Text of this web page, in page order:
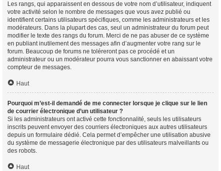
Les rangs, qui apparaissent en dessous de votre nom d’utilisateur, indiquent
votre activité selon le nombre de messages que vous avez publié ou
identifient certains utilisateurs spécifiques, comme les administrateurs et les
modérateurs. Dans la plupart des cas, seul un administrateur du forum peut
modifier le texte des rangs du forum. Merci de ne pas abuser de ce système
en publiant inutilement des messages afin d’augmenter votre rang sur le
forum. Beaucoup de forums ne toléreront pas ce procédé et un
administrateur ou un modérateur pourra vous sanctionner en abaissant votre
compteur de messages.
Haut
Pourquoi m’est-il demandé de me connecter lorsque je clique sur le lien
de courrier électronique d’un utilisateur ?
Si les administrateurs ont activé cette fonctionnalité, seuls les utilisateurs
inscrits peuvent envoyer des courriers électroniques aux autres utilisateurs
depuis un formulaire dédié. Cela permet d’empêcher une utilisation abusive
du système de messagerie électronique par des utilisateurs malveillants ou
des robots.
Haut